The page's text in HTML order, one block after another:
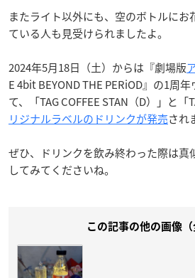
またライト以外にも、空のボトルにお
ている人も見受けられましたよ。
2024年5月18日（土）からは『劇場版
E 4bit BEYOND THE PERiOD』の1周
て、「TAG COFFEE STAN（D）」と「
リジナルラベルのドリンクが発売され
ぜひ、ドリンクを飲み終わった際は真
してみてくださいね。
この記事の他の画像（